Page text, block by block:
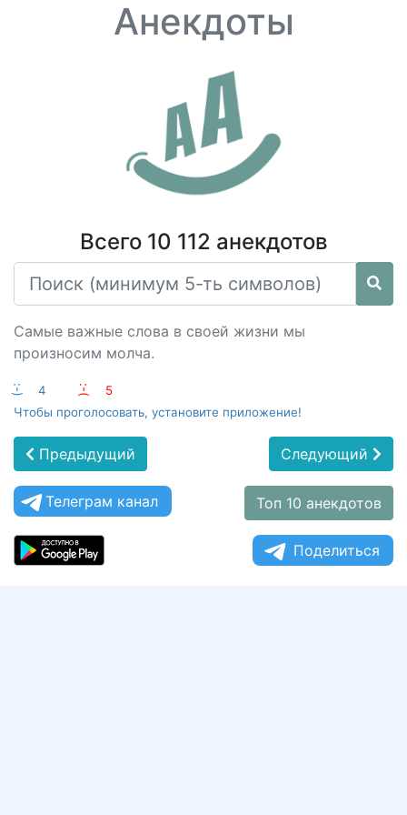
Анекдоты
Всего 10 112 анекдотов
Самые важные слова в своей жизни мы
произносим молча.
:-) 4 :-(
5
Чтобы проголосовать, установите приложение!
Предыдущий Следующий
Телеграм канал Топ 10 анекдотов
Поделиться